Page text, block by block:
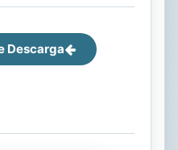
Descarga